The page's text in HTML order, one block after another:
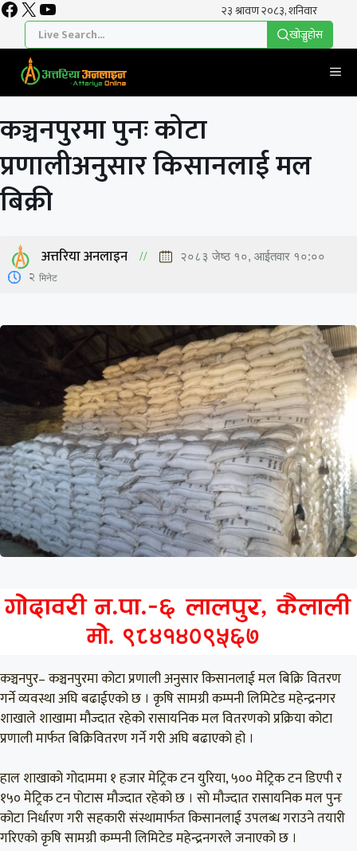
Skip
content
Facebook
X YouTube
खाेज्नुहाेस
कञ्चनपुरमा पुनः कोटा
प्रणालीअनुसार किसानलाई मल
बिक्री
अत्तरिया अनलाइन २०८३ जेष्ठ १०, आईतवार १०:००
2 मिनेट
कञ्चनपुर– कञ्चनपुरमा कोटा प्रणाली अनुसार किसानलाई मल बिक्रि वितरण
गर्ने व्यवस्था अघि बढाईएको छ । कृषि सामग्री कम्पनी लिमिटेड महेन्द्रनगर
शाखाले शाखामा मौज्दात रहेको रासायनिक मल वितरणको प्रक्रिया कोटा
प्रणाली मार्फत बिक्रिवितरण गर्ने गरी अघि बढाएको हो ।
हाल शाखाको गोदाममा १ हजार मेट्रिक टन युरिया, ५०० मेट्रिक टन डिएपी र
१५० मेट्रिक टन पोटास मौज्दात रहेको छ । सो मौज्दात रासायनिक मल पुनः
कोटा निर्धारण गरी सहकारी संस्थामार्फत किसानलाई उपलब्ध गराउने तयारी
गरिएको कृषि सामग्री कम्पनी लिमिटेड महेन्द्रनगरले जनाएको छ ।